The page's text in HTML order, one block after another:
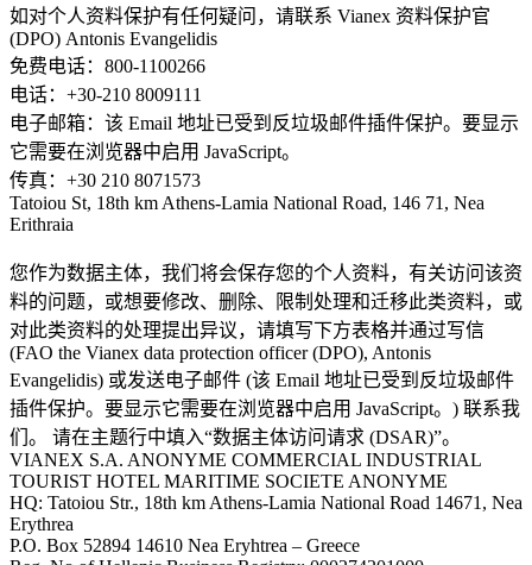
如对个人资料保护有任何疑问，请联系 Vianex 资料保护官
(DPO) Antonis Evangelidis
免费电话：800-1100266
电话：+30-210 8009111
电子邮箱： 该 Email 地址已受到反垃圾邮件插件保护。要显示
它需要在浏览器中启用 JavaScript。
传真：+30 210 8071573
Tatoiou St, 18th km Athens-Lamia National Road, 146 71, Nea
Erithraia
您作为数据主体，我们将会保存您的个人资料，有关访问该资
料的问题，或想要修改、删除、限制处理和迁移此类资料，或
对此类资料的处理提出异议，请填写下方表格并通过写信
(FAO the Vianex data protection officer (DPO), Antonis
Evangelidis) 或发送电子邮件 (该 Email 地址已受到反垃圾邮件
插件保护。要显示它需要在浏览器中启用 JavaScript。 ) 联系我
们。 请在主题行中填入“数据主体访问请求 (DSAR)”。
VIANEX S.A. ANONYME COMMERCIAL INDUSTRIAL
TOURIST HOTEL MARITIME SOCIETE ANONYME
HQ: Tatoiou Str., 18th km Athens-Lamia National Road 14671, Nea
Erythrea
P.O. Box 52894 14610 Nea Eryhtrea – Greece